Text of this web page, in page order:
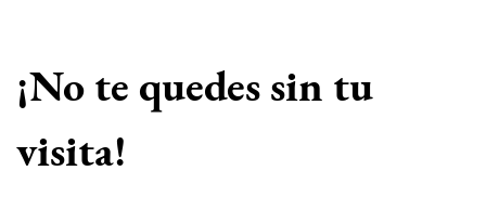
¡No te quedes sin tu
visita!